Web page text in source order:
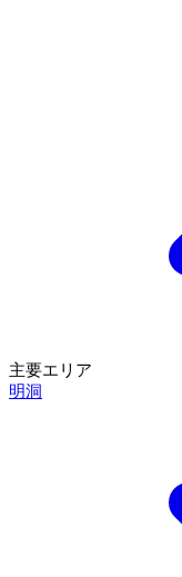
主要エリア
明洞